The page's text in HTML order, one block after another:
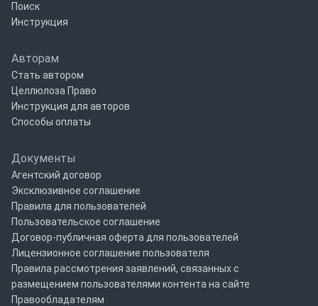
Поиск
Инструкция
Авторам
Стать автором
Целлюлоза Право
Инструкция для авторов
Способы оплаты
Документы
Агентский договор
Эксклюзивное соглашение
Правила для пользователей
Пользовательское соглашение
Договор-публичная оферта для пользователей
Лицензионное соглашение пользователя
Правила рассмотрения заявлений, связанных с
размещением пользователями контента на сайте
Правообладателям